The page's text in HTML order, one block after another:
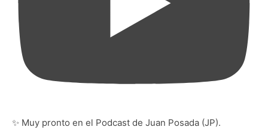
✨ Muy pronto en el Podcast de Juan Posada (JP).